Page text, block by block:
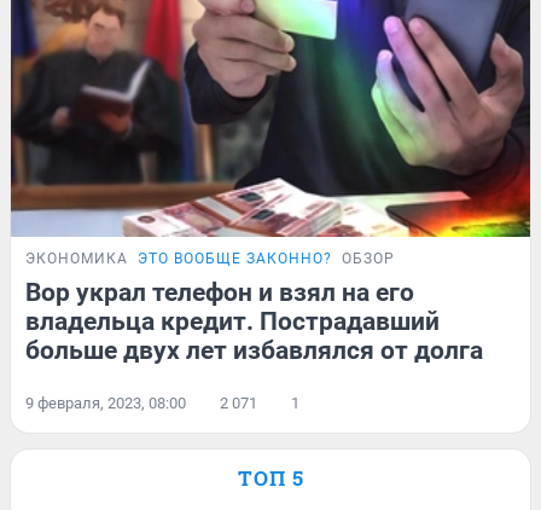
ЭКОНОМИКА ЭТО ВООБЩЕ ЗАКОННО? ОБЗОР
Вор украл телефон и взял на его
владельца кредит. Пострадавший
больше двух лет избавлялся от долга
9 февраля, 2023, 08:00 2 071 1
ТОП 5